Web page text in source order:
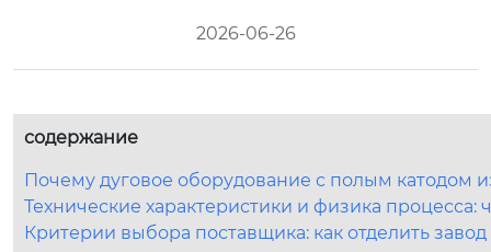
2026-06-26
содержание
Почему дуговое оборудование с полым катодом
Технические характеристики и физика процесса:
Критерии выбора поставщика: как отделить